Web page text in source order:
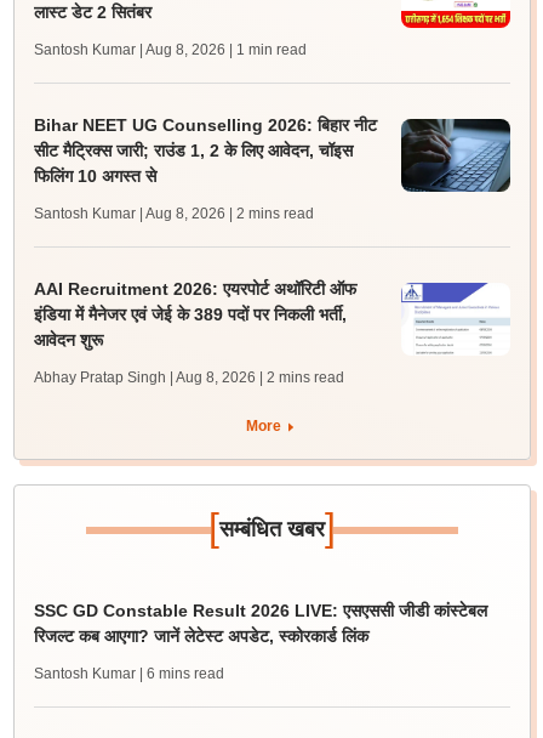
लास्ट डेट 2 सितंबर
Santosh Kumar | Aug 8, 2026 | 1 min read
Bihar NEET UG Counselling 2026: बिहार नीट
सीट मैट्रिक्स जारी; राउंड 1, 2 के लिए आवेदन, चॉइस
फिलिंग 10 अगस्त से
Santosh Kumar | Aug 8, 2026 | 2 mins read
AAI Recruitment 2026: एयरपोर्ट अथॉरिटी ऑफ
इंडिया में मैनेजर एवं जेई के 389 पदों पर निकली भर्ती,
आवेदन शुरू
Abhay Pratap Singh | Aug 8, 2026 | 2 mins read
More
[सम्बंधित खबर]
SSC GD Constable Result 2026 LIVE: एसएससी जीडी कांस्टेबल
रिजल्ट कब आएगा? जानें लेटेस्ट अपडेट, स्कोरकार्ड लिंक
Santosh Kumar | 6 mins read